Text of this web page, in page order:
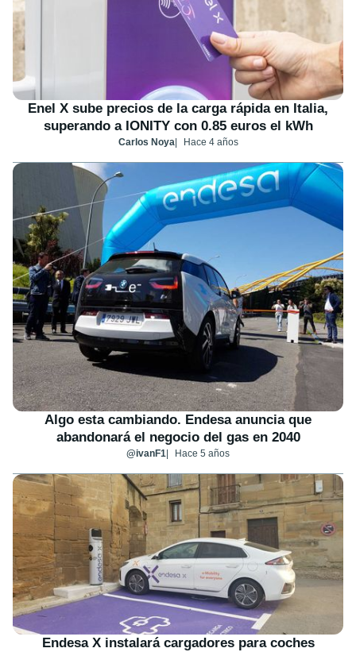
Enel X sube precios de la carga rápida en Italia,
superando a IONITY con 0.85 euros el kWh
Carlos Noya Hace 4 años
Algo esta cambiando. Endesa anuncia que
abandonará el negocio del gas en 2040
@ivanF1 Hace 5 años
Endesa X instalará cargadores para coches